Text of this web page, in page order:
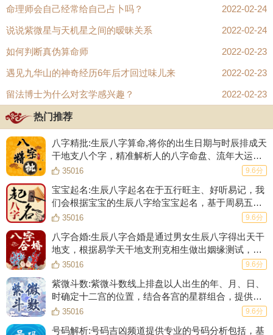
命理师会自己经常给自己占卜吗？ 2022-02-24
说说紫微星与天机星之间的暧昧关系 2022-02-24
如何判断真伪算命师 2022-02-23
遇见九华山的神奇经历6年后才回过味儿来 2022-02-23
留法博士为什么对玄学感兴趣？ 2022-02-23
热门推荐
八字精批:生辰八字算命,将你的出生日期与时辰排成天
干地支八个字，精准解析人的八字命盘、流年大运、
五行强弱、婚姻爱情、事业财运等等！
35016 9.6分
宝宝起名:生辰八字起名在于五行旺主、好听易记，我
们会根据宝宝的生辰八字给宝宝起名，基于周易五格
数理起一个数理大吉的名字，根据生肖起名的原则起
35016 9.6分
八字合婚:生辰八字合婚是通过男女生辰八字得出天干
地支，根据易学天干地支刑克相生做出姻缘测试，合
八字、测姻缘，给你一份专业、完整的合婚结果。
35016 9.6分
紫微斗数:紫微斗数线上排盘以人出生的年、月、日、
时确定十二宫的位置，结合各宫的星群组合，提供
108种斗数格局并辅以详细的解释，分析一生流年大
35016 9.6分
号码解析:号码吉凶频道提供专业的号码分析包括，基